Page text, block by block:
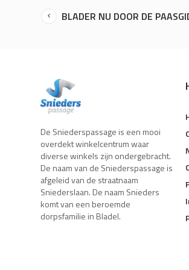
BLADER NU DOOR DE
De Sniederspassage is een mooi
overdekt winkelcentrum waar
diverse winkels zijn ondergebracht.
De naam van de Sniederspassage is
afgeleid van de straatnaam
Sniederslaan. De naam Snieders
komt van een beroemde
dorpsfamilie in Bladel.